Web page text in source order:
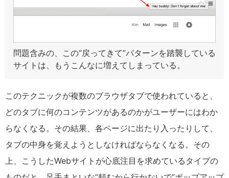
問題含みの、この“戻ってきて”パターンを踏襲している
サイトは、もうこんなに増えてしまっている。
このテクニックが複数のブラウザタブで使われていると、
どのタブに何のコンテンツがあるのかがユーザーにはわか
らなくなる。その結果、各ページに出たり入ったりして、
タブの中身を覚えようとしなければならなくなる。その
上、こうしたWebサイトが心底注目を求めているタイプの